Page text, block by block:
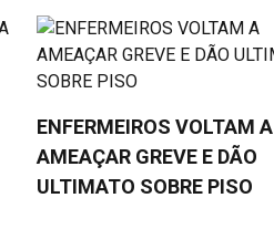
ENFERMEIROS VOLTAM A
AMEAÇAR GREVE E DÃO
ULTIMATO SOBRE PISO